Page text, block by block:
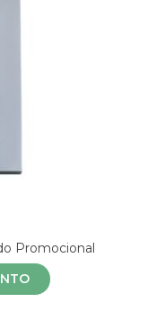
Promocional